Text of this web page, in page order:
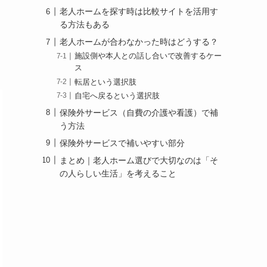
老人ホームを探す時は比較サイトを活用す
る方法もある
老人ホームが合わなかった時はどうする？
施設側や本人との話し合いで改善するケー
ス
転居という選択肢
自宅へ戻るという選択肢
保険外サービス（自費の介護や看護）で補
う方法
保険外サービスで補いやすい部分
まとめ｜老人ホーム選びで大切なのは「そ
の人らしい生活」を考えること